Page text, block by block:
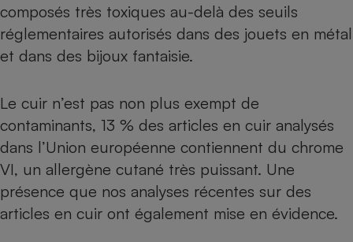
composés très toxiques au-delà des seuils
réglementaires autorisés dans des jouets en métal
et dans des bijoux fantaisie.
Le cuir n’est pas non plus exempt de
contaminants, 13 % des articles en cuir analysés
dans l’Union européenne contiennent du chrome
VI, un allergène cutané très puissant. Une
présence que nos analyses récentes sur des
articles en cuir ont également mise en évidence.
Robot ménager